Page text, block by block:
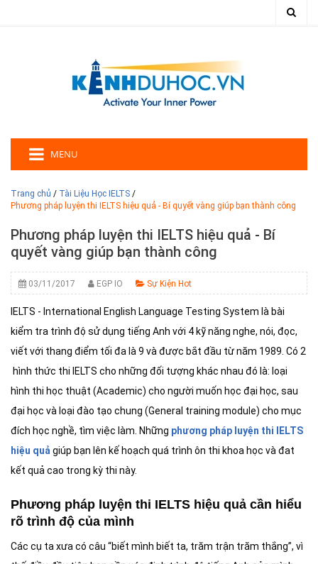
MENU
Trang chủ / Tài Liệu Học IELTS /
Phương pháp luyện thi IELTS hiệu quả - Bí quyết vàng giúp bạn thành công
Phương pháp luyện thi IELTS hiệu quả - Bí
quyết vàng giúp bạn thành công
03/11/2017 EGP IO Sự Kiện Hot
IELTS - International English Language Testing System là bài
kiểm tra trình độ sử dụng tiếng Anh với 4 kỹ năng nghe, nói, đọc,
viết với thang điểm tối đa là 9 và được bắt đầu từ năm 1989. Có 2
hình thức thi IELTS cho những đối tượng khác nhau đó là: loại
hình thi học thuật (Academic) cho người muốn học đại học, sau
đại học và loại đào tạo chung (General training module) cho mục
đích học nghề, tìm việc làm. Những phương pháp luyện thi IELTS
hiệu quả giúp bạn lên kế hoạch quá trình ôn thi khoa học và đat
kết quả cao trong kỳ thi này.
Phương pháp luyện thi IELTS hiệu quả cần hiểu
rõ trình độ của mình
Các cụ ta xưa có câu “biết mình biết ta, trăm trận trăm thắng”, vì